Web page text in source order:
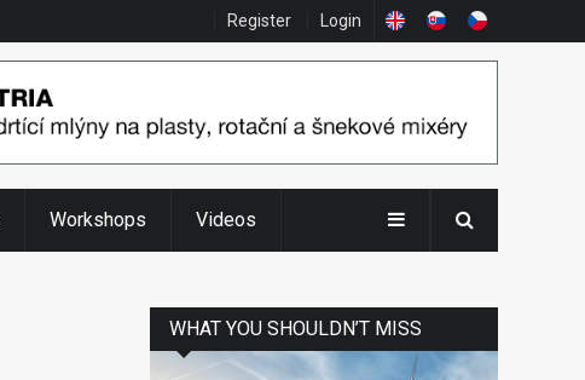
Register Login
Workshops Videos
WHAT YOU SHOULDN’T MISS